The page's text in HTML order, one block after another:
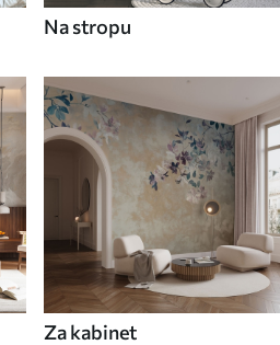
Na stropu
Za kabinet